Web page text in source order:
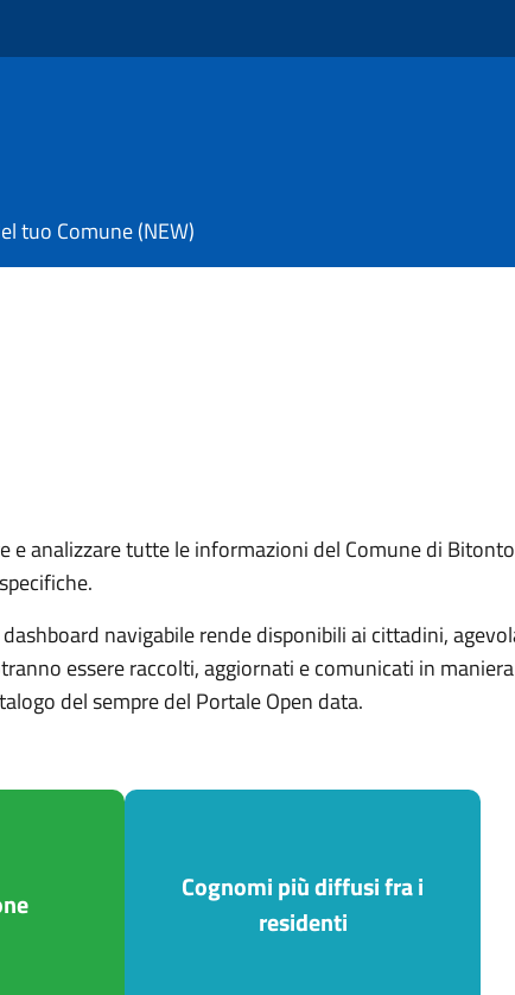
tuo Comune (NEW)
analizzare tutte le informazioni del Comune di
navigabile rende disponibili ai cittadini,
essere raccolti, aggiornati e comunicati in
del sempre del Portale Open data.
Cognomi più diffusi fra i
residenti